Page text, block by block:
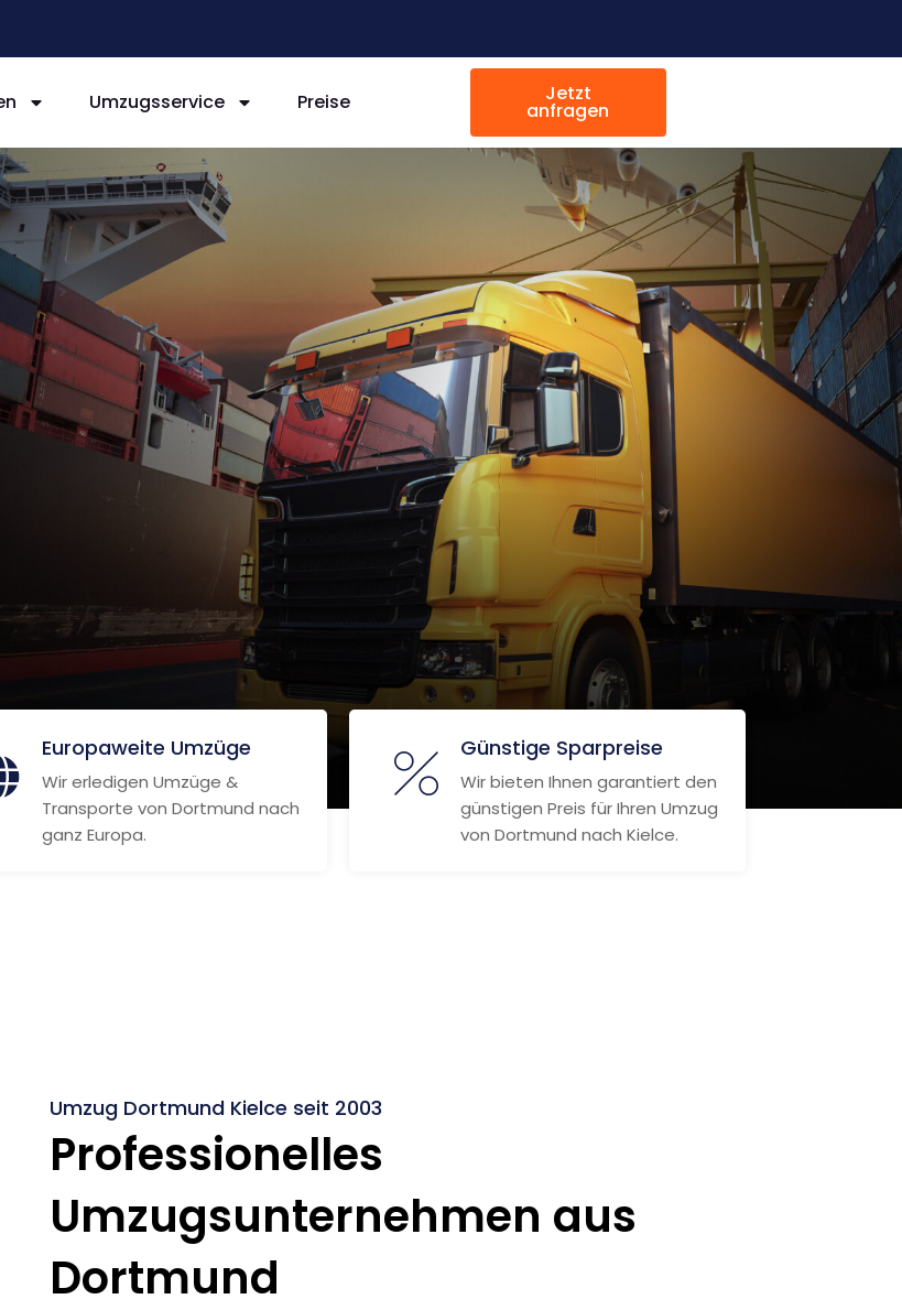
Umzugsservice Preise Jetzt
anfragen
Europaweite Umzüge
Wir erledigen Umzüge &
Transporte von Dortmund nach
ganz Europa.
Günstige Sparpreise
Wir bieten Ihnen garantiert den
günstigen Preis für Ihren Umzug
von Dortmund nach Kielce.
Umzug Dortmund Kielce seit 2003
Professionelles
Umzugsunternehmen aus
Dortmund